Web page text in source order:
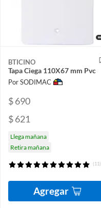
BTICINO
Tapa Ciega 110X67 mm Pvc
Por SODIMAC
$ 690
$ 621
Llega mañana
Retira mañana
(11)
Agregar